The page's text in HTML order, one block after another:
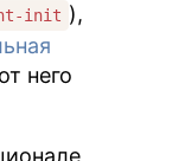
init ),
него